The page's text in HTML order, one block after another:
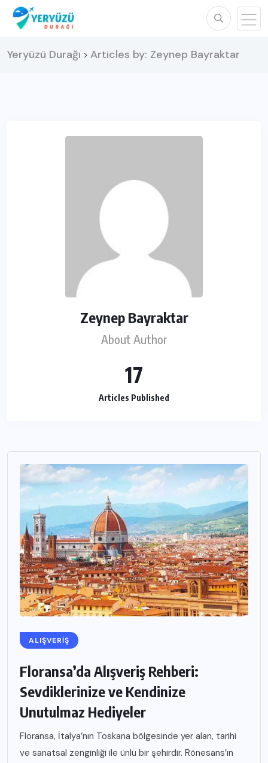
Yeryüzü Durağı > Articles by: Zeynep Bayraktar
Zeynep Bayraktar
About Author
17
Articles Published
ALIŞVERIŞ
Floransa’da Alışveriş Rehberi:
Sevdiklerinize ve Kendinize
Unutulmaz Hediyeler
Floransa, İtalya’nın Toskana bölgesinde yer alan, tarihi
ve sanatsal zenginliği ile ünlü bir şehirdir. Rönesans’ın